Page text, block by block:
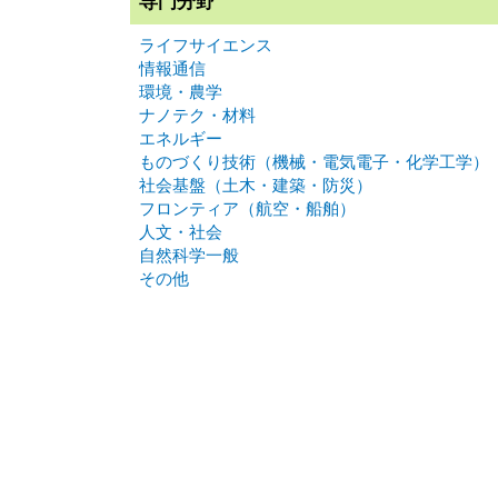
ライフサイエンス
情報通信
環境・農学
ナノテク・材料
エネルギー
ものづくり技術（機械・電気電子・化学工学）
社会基盤（土木・建築・防災）
フロンティア（航空・船舶）
人文・社会
自然科学一般
その他